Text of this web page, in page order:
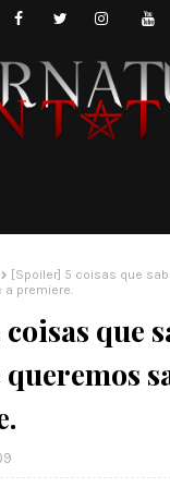
[Spoiler] 5 coisas que
a premiere.
que
queremos